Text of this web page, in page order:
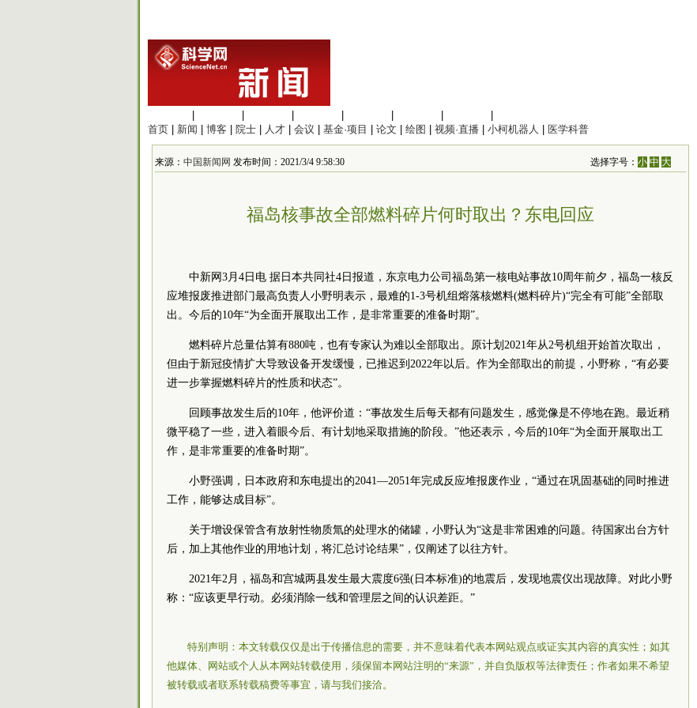
首页
新闻 博客 院士 人才 会议 基金·项目 论文 绘图 视频·直播 小柯机器人 医学科普
来源： 中国新闻网 发布时间：2021/3/4 9:58:30 选择字号：小 中 大
福岛核事故全部燃料碎片何时取出？东电回应
中新网3月4日电 据日本共同社4日报道，东京电力公司福岛第一核电站事故10周年前夕，福岛一核反
应堆报废推进部门最高负责人小野明表示，最难的1-3号机组熔落核燃料(燃料碎片)“完全有可能”全部取
出。今后的10年“为全面开展取出工作，是非常重要的准备时期”。
燃料碎片总量估算有880吨，也有专家认为难以全部取出。原计划2021年从2号机组开始首次取出，
但由于新冠疫情扩大导致设备开发缓慢，已推迟到2022年以后。作为全部取出的前提，小野称，“有必要
进一步掌握燃料碎片的性质和状态”。
回顾事故发生后的10年，他评价道：“事故发生后每天都有问题发生，感觉像是不停地在跑。最近稍
微平稳了一些，进入着眼今后、有计划地采取措施的阶段。”他还表示，今后的10年“为全面开展取出工
作，是非常重要的准备时期”。
小野强调，日本政府和东电提出的2041—2051年完成反应堆报废作业，“通过在巩固基础的同时推进
工作，能够达成目标”。
关于增设保管含有放射性物质氚的处理水的储罐，小野认为“这是非常困难的问题。待国家出台方针
后，加上其他作业的用地计划，将汇总讨论结果”，仅阐述了以往方针。
2021年2月，福岛和宫城两县发生最大震度6强(日本标准)的地震后，发现地震仪出现故障。对此小野
称：“应该更早行动。必须消除一线和管理层之间的认识差距。”
特别声明：本文转载仅仅是出于传播信息的需要，并不意味着代表本网站观点或证实其内容的真实性；如其
他媒体、网站或个人从本网站转载使用，须保留本网站注明的“来源”，并自负版权等法律责任；作者如果不希望
被转载或者联系转载稿费等事宜，请与我们接洽。